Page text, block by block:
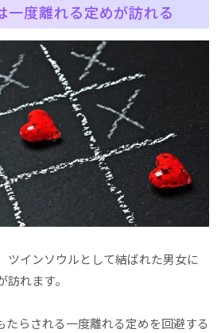
一度離れる定めが訪れる
ツインソウルとして結ばれた男女に
れます。
たらされる一度離れる定めを回避する